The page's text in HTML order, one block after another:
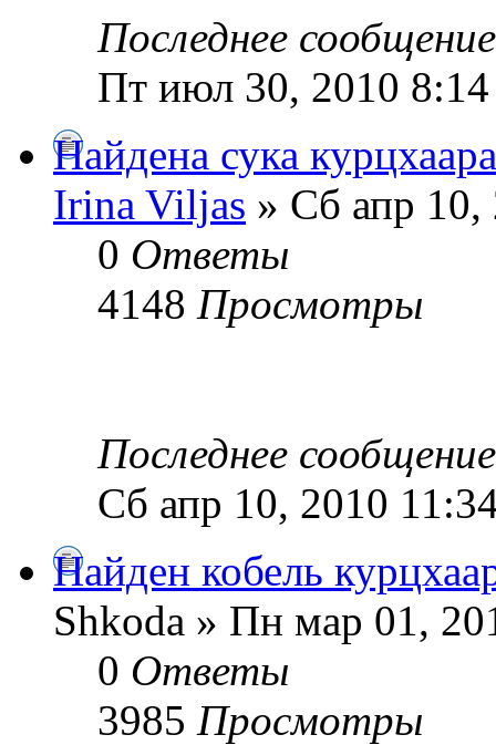
Последнее
Пт июл 30, 2010 8:14
Найдена сука
Irina Viljas » Сб апр 10,
0 Ответы
4148 Просмотры
Последнее
Сб апр 10, 2010
Найден кобель
Shkoda » Пн мар 01,
0 Ответы
3985 Просмотры